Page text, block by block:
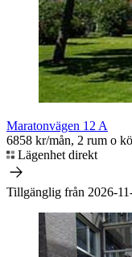
Maratonvägen 12 A
6858 kr/mån, 2 rum o
Lägenhet direkt
Tillgänglig från 2026-